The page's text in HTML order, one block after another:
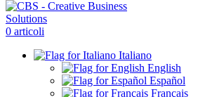
0 articoli
Italiano
English
Español
Français